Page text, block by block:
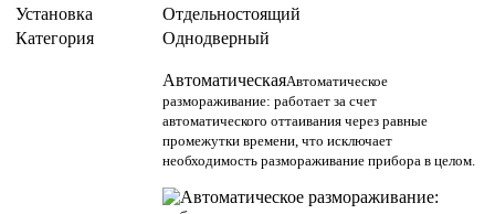
Установка
Отдельностоящий
Категория
Однодверный
АвтоматическаяАвтоматическое
размораживание: работает за счет
автоматического оттаивания через равные
промежутки времени, что исключает
необходимость размораживание прибора в целом.